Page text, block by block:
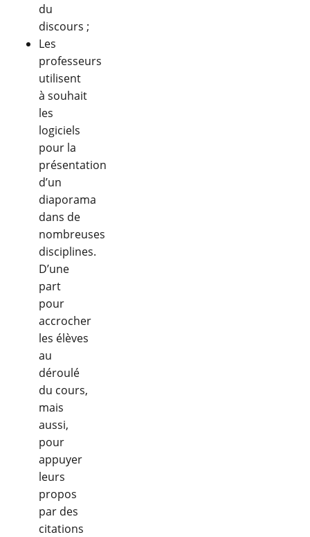
du
discours ;
Les
professeurs
utilisent
à souhait
les
logiciels
pour la
présentation
d’un
diaporama
dans de
nombreuses
disciplines.
D’une
part
pour
accrocher
les élèves
au
déroulé
du cours,
mais
aussi,
pour
appuyer
leurs
propos
par des
citations